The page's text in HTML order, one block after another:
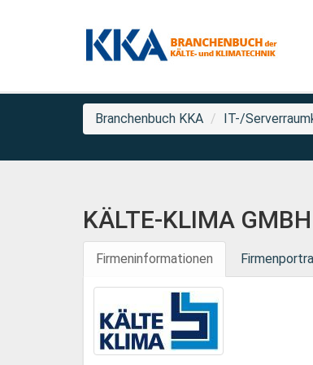
Branchenbuch KKA IT-/
KÄLTE-KLIMA
Firmeninformationen